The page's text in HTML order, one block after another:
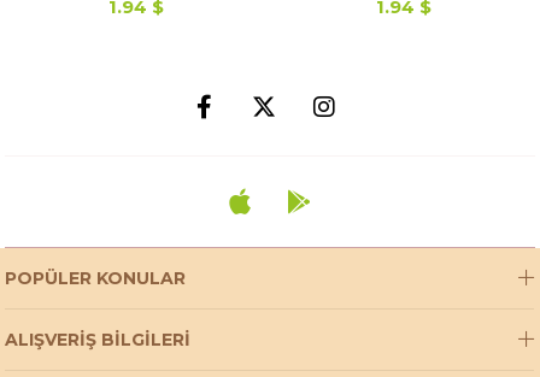
1.94 $ 1.94 $
POPÜLER KONULAR
ALIŞVERİŞ BİLGİLERİ